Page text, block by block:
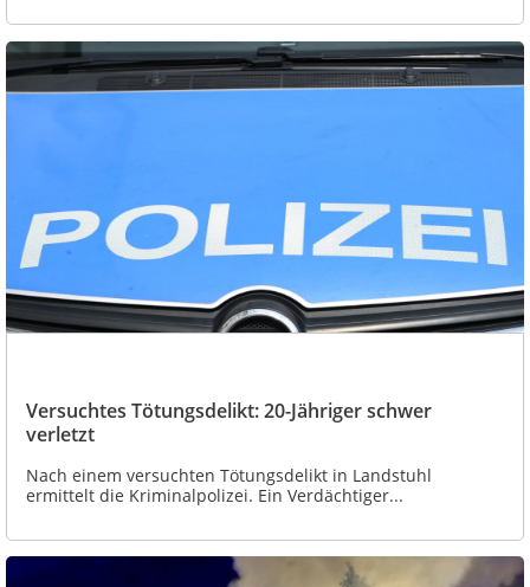
Versuchtes Tötungsdelikt: 20-Jähriger schwer
verletzt
Nach einem versuchten Tötungsdelikt in Landstuhl
ermittelt die Kriminalpolizei. Ein Verdächtiger...